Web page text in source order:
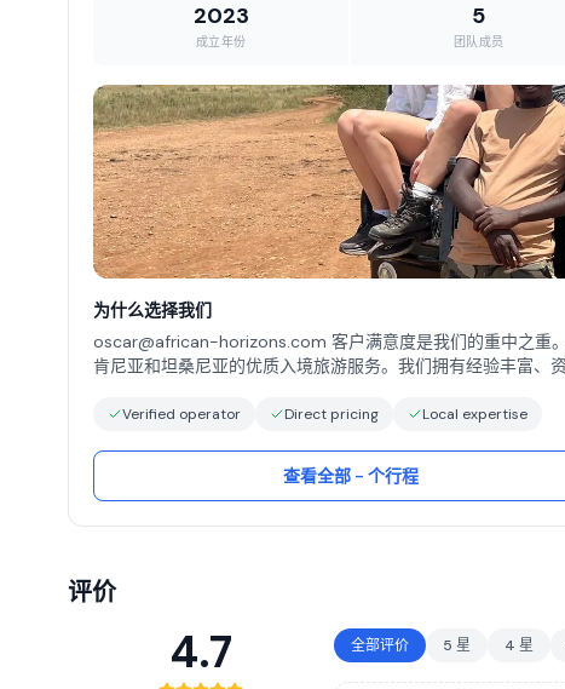
2023
成立年份
5
团队成员
为什么选择我们
oscar@african-horizons.com 客户满意度是我们的重中之重
肯尼亚和坦桑尼亚的优质入境旅游服务。我们拥有经验丰富、资质齐全的员工
Verified operator Direct pricing Local expertise
查看全部 - 个行程
评价
4.7 全部评价 5 星 4 星